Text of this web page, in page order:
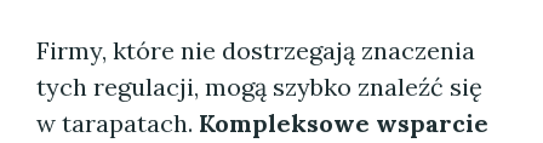
Firmy, które nie dostrzegają znaczenia
tych regulacji, mogą szybko znaleźć się
w tarapatach. Kompleksowe wsparcie